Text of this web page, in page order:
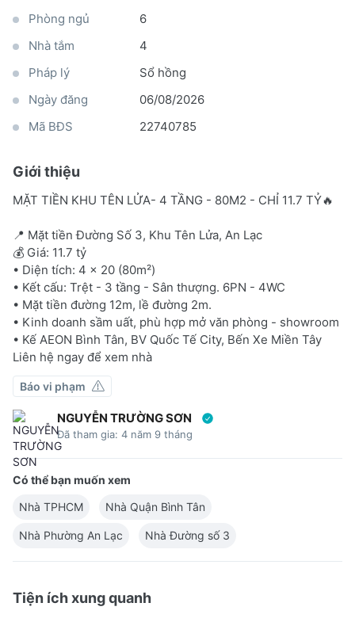
Phòng ngủ
6
Nhà tắm
4
Pháp lý
Sổ hồng
Ngày đăng
06/08/2026
Mã BĐS
22740785
Giới thiệu
MẶT TIỀN KHU TÊN LỬA- 4 TẦNG - 80M2 - CHỈ 11.7 TỶ🔥
📍 Mặt tiền Đường Số 3, Khu Tên Lửa, An Lạc
💰 Giá: 11.7 tỷ
• Diện tích: 4 x 20 (80m²)
• Kết cấu: Trệt - 3 tầng - Sân thượng. 6PN - 4WC
• Mặt tiền đường 12m, lề đường 2m.
• Kinh doanh sầm uất, phù hợp mở văn phòng - showroom
• Kế AEON Bình Tân, BV Quốc Tế City, Bến Xe Miền Tây
Liên hệ ngay để xem nhà
Báo vi phạm
NGUYỄN TRƯỜNG SƠN
Đã tham gia: 4 năm 9 tháng
Có thể bạn muốn xem
Nhà TPHCM
Nhà Quận Bình Tân
Nhà Phường An Lạc Nhà Đường số 3
Tiện ích xung quanh